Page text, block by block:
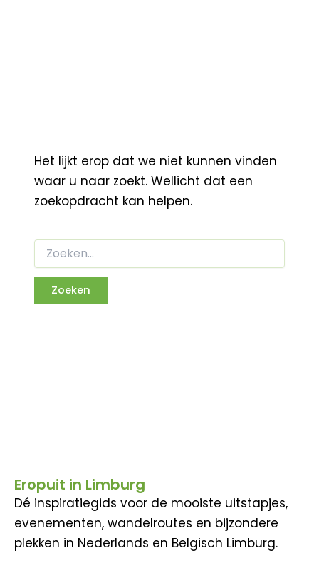
Het lijkt erop dat we niet kunnen vinden
waar u naar zoekt. Wellicht dat een
zoekopdracht kan helpen.
Eropuit in Limburg
Dé inspiratiegids voor de mooiste uitstapjes,
evenementen, wandelroutes en bijzondere
plekken in Nederlands en Belgisch Limburg.